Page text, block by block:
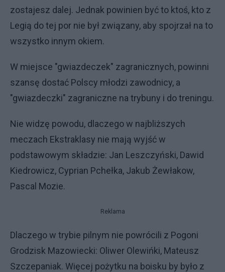
zostajesz dalej. Jednak powinien być to ktoś, kto z
Legią do tej por nie był związany, aby spojrzał na to
wszystko innym okiem.
W miejsce "gwiazdeczek" zagranicznych, powinni
szansę dostać Polscy młodzi zawodnicy, a
"gwiazdeczki" zagraniczne na trybuny i do treningu.
Nie widzę powodu, dlaczego w najbliższych
meczach Ekstraklasy nie mają wyjść w
podstawowym składzie: Jan Leszczyński, Dawid
Kiedrowicz, Cyprian Pchełka, Jakub Żewłakow,
Pascal Mozie.
Reklama
Dlaczego w trybie pilnym nie powrócili z Pogoni
Grodzisk Mazowiecki: Oliwer Olewińki, Mateusz
Szczepaniak. Więcej pożytku na boisku by było z